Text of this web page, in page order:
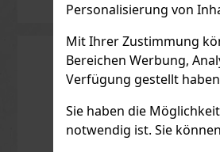
Personalisierung von
Mit Ihrer Zustimmung
Bereichen Werbung,
Verfügung gestellt
Sie haben die
notwendig ist. Sie